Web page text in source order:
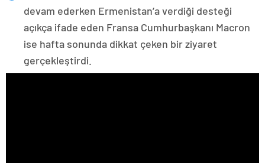
devam ederken Ermenistan’a verdiği desteği
açıkça ifade eden Fransa Cumhurbaşkanı Macron
ise hafta sonunda dikkat çeken bir ziyaret
gerçekleştirdi.